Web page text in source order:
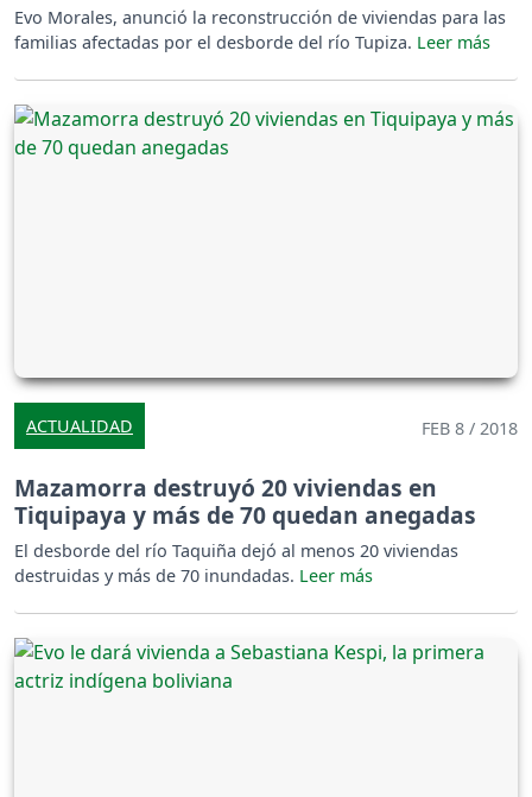
Evo Morales, anunció la reconstrucción de viviendas para las
familias afectadas por el desborde del río Tupiza.
ACTUALIDAD FEB 8 / 2018
Mazamorra destruyó 20 viviendas en
Tiquipaya y más de 70 quedan anegadas
El desborde del río Taquiña dejó al menos 20 viviendas
destruidas y más de 70 inundadas.